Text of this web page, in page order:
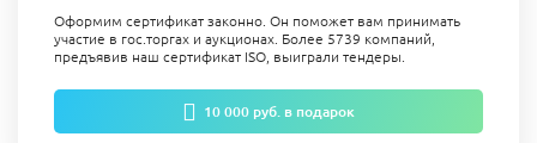
Оформим сертификат законно. Он поможет вам принимать
участие в гос.торгах и аукционах. Более 5739 компаний,
предъявив наш сертификат ISO, выиграли тендеры.
10 000 руб. в подарок